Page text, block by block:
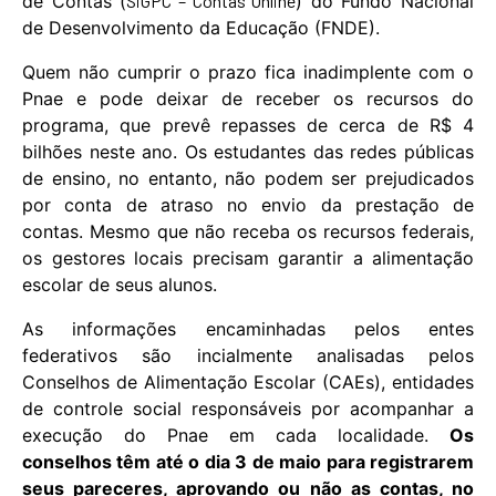
de Desenvolvimento da Educação (FNDE).
Quem não cumprir o prazo fica inadimplente com o
Pnae e pode deixar de receber os recursos do
programa, que prevê repasses de cerca de R$ 4
bilhões neste ano. Os estudantes das redes públicas
de ensino, no entanto, não podem ser prejudicados
por conta de atraso no envio da prestação de
contas. Mesmo que não receba os recursos federais,
os gestores locais precisam garantir a alimentação
escolar de seus alunos.
As informações encaminhadas pelos entes
federativos são incialmente analisadas pelos
Conselhos de Alimentação Escolar (CAEs), entidades
de controle social responsáveis por acompanhar a
execução do Pnae em cada localidade. Os
conselhos têm até o dia 3 de maio para registrarem
seus pareceres, aprovando ou não as contas, no